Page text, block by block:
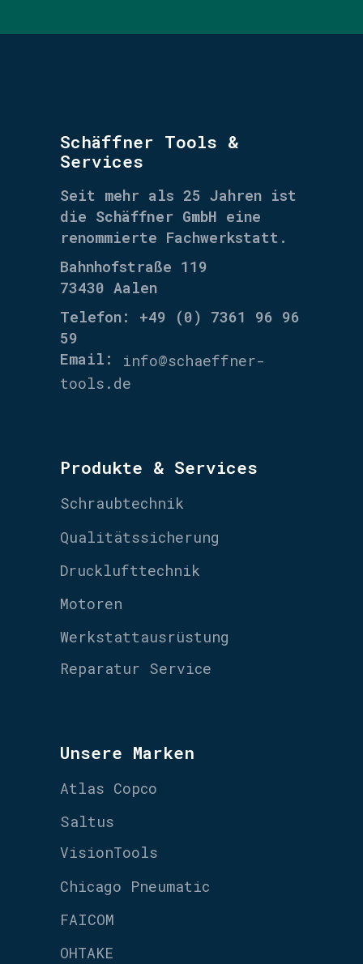
Schäffner Tools &
Services
Seit mehr als 25 Jahren ist
die Schäffner GmbH eine
renommierte Fachwerkstatt.
Bahnhofstraße 119
73430 Aalen
Telefon: +49 (0) 7361 96 96
59
Email: info@schaeffner-
tools.de
Produkte & Services
Schraubtechnik
Qualitätssicherung
Drucklufttechnik
Motoren
Werkstattausrüstung
Reparatur Service
Unsere Marken
Atlas Copco
Saltus
VisionTools
Chicago Pneumatic
FAICOM
OHTAKE